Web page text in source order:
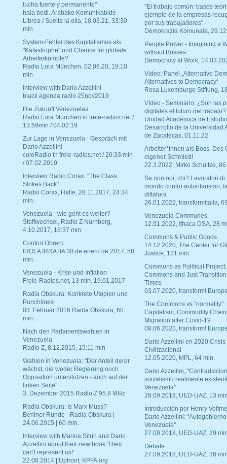
lucha fuerte y permanente"
hala bedi. Arabako Komunikabide
Librea / Suelta la olla, 18.03.21, 33:30
min
System-Fehler des Kapitalismus als
"Katastrophe" und Chance für globale
Arbeiterkämpfe?
Radio Lora München, 02.06.20, 19:10
min
Interview with Dario Azzellini
black agenda radio 25nov2019
Die Zukunft Venezuelas
Radio Lora München in freie-radios.net /
13:59min / 04.02.19
Zur Lage in Venezuela - Gespräch mit
Dario Azzellini
coloRadio in freie-radios.net / 20:33 min
/ 07.02.2019
Interview Radio Corax: "The Class
Strikes Back"
Radio Corax, Halle, 28.11.2017, 24:34
min.
Venezuela - wie geht es weiter?
Stoffwechsel, Radio Z Nürnberg,
4.10.2017, 16:37 min
Control Obrero
IROLA IRRATIA 30 de enero de 2017, 58
min.
Venezuela - Krise und Inflation
Freie-Radios.net, 13 min. 19.01.2017
Radia Obskura: Konkrete Utopien und
Punchlines
03. Februar 2016 Radia Obskura, 60
min.
Nach den Parlamentswahlen in
Venezuela
Radio Z, 8.12.2015, 15:11 min
Wahlen in Venezuela: "Der Anteil derer
wächst, die weder Regierung noch
Opposition unterstützen - auch auf der
linken Seite"
3. Dezember 2015 Radio Z 95.8 MHz
Radia Obskura: Is Marx Muss?
Berliner Runde - Radia Obskura |
24.06.2015 | 60 min.
Interview with Marina Sitrin and Dario
Azzellini about their new book 'They
can't represent us!'
22.08.2014 | Upfront, KPFA.org
"El trabajo común: bases
ejemplo de la empresas
por sus trabajadores"
Demokrazia Komunala,
People Power - Imagining a
without Bosses
Democracy at Work,
Video: Panel „Alternative
Alternatives to Democracy“
Rosa Luxemburgo Stiftung,
Vídeo - Seminario: ¿Son las
digitales el futuro del trabajo?
Unidad Académica de
Desarrollo de la Universidad
de Zacatecas, 01.11.22
Arbeiter*innen als Boss. Des
eigener Schmied!
22.3.2022, Mirko Schultze, 86
Se non noi, chi? Lavoratori di
mondo contro autoritarismo,
dittatura
26.01.2022, transformitalia,
Venezuela Communes
12.01.2022, Ithaca DSA, 28
Commons & Public Goods
14.12.2020, The Center for
Justice, 121 min.
Commons as Political Project:
Commons and Just
Times
03.07.2020, transform!
The Commons vs "normality".
Capitalism, Commodity
Migration after Covid-19
08.06.2020, transform!
Dario Azzellini en 2020 Crisis
Civilizacional
12.05.2020, MPL, 64 min.
Dario Azzellini,
socialismo realmente
Venezuela"
28.09.2018, UED-UAZ, 13
Introducción por Henry
Dario Azzellini:
Venezuela"
27.09.2018, UED-UAZ, 29
Debate
27.09.2018, UED-UAZ, 38